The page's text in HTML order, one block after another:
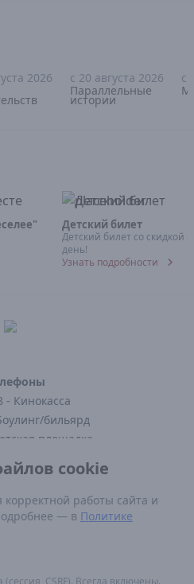
2026
18+
с 20 августа 2026
Параллельные
истории
с
Детский билет
Детский билет со скидкой
день!
Узнать подробности
- Кинокасса
бильярд
площадка
- Кафе
доставку
документы
РФ от 16 августа 2021 г N 1338
кинотеатра
cookie
работы сайта и
— в Политике
CSRF). Всегда включены.